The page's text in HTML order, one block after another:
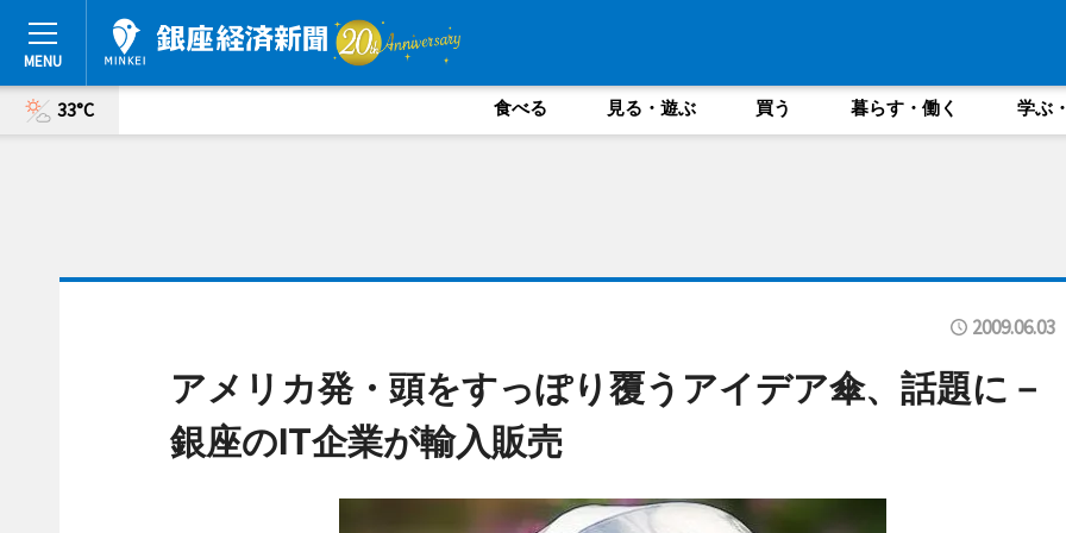
33°C 食べる 見る・遊ぶ 買う 暮らす・働く 学ぶ
2009.06.03
アメリカ発・頭をすっぽり覆うアイデア傘、話題に－
銀座のIT企業が輸入販売